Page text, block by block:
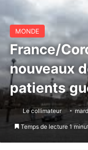
MONDE
France/
nouveaux
patients
Le collimateur
Temps de lecture 1